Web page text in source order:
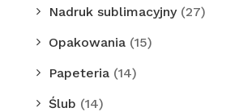
Nadruk sublimacyjny (27)
Opakowania (15)
Papeteria (14)
Ślub (14)